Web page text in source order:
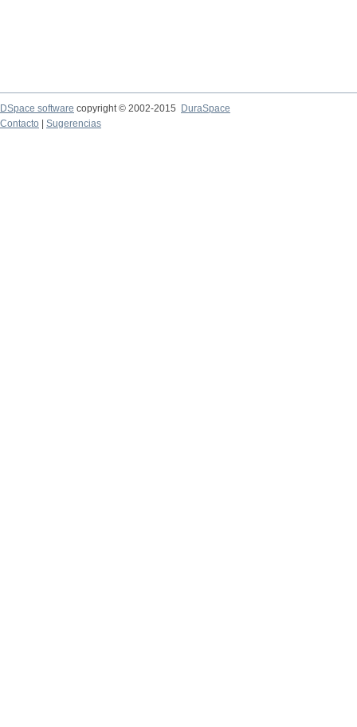
DSpace software copyright © 2002-2015
DuraSpace
Contacto
Sugerencias